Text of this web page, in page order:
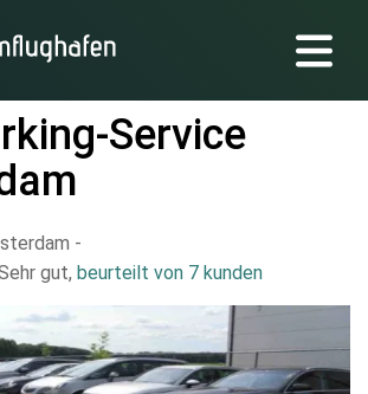
Service
-
gut, beurteilt von 7 kunden